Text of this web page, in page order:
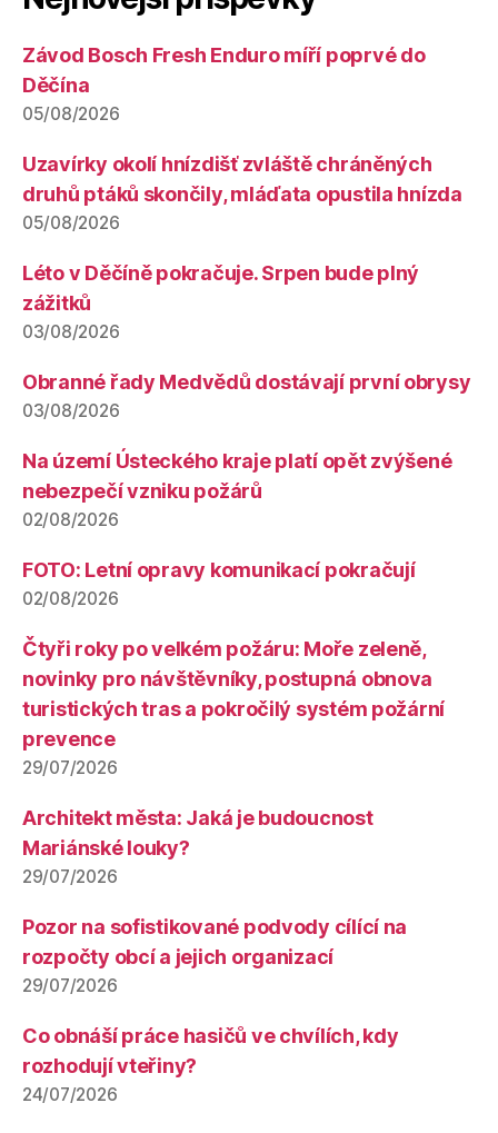
Závod Bosch Fresh Enduro míří poprvé do
Děčína
05/08/2026
Uzavírky okolí hnízdišť zvláště chráněných
druhů ptáků skončily, mláďata opustila hnízda
05/08/2026
Léto v Děčíně pokračuje. Srpen bude plný
zážitků
03/08/2026
Obranné řady Medvědů dostávají první obrysy
03/08/2026
Na území Ústeckého kraje platí opět zvýšené
nebezpečí vzniku požárů
02/08/2026
FOTO: Letní opravy komunikací pokračují
02/08/2026
Čtyři roky po velkém požáru: Moře zeleně,
novinky pro návštěvníky, postupná obnova
turistických tras a pokročilý systém požární
prevence
29/07/2026
Architekt města: Jaká je budoucnost
Mariánské louky?
29/07/2026
Pozor na sofistikované podvody cílící na
rozpočty obcí a jejich organizací
29/07/2026
Co obnáší práce hasičů ve chvílích, kdy
rozhodují vteřiny?
24/07/2026